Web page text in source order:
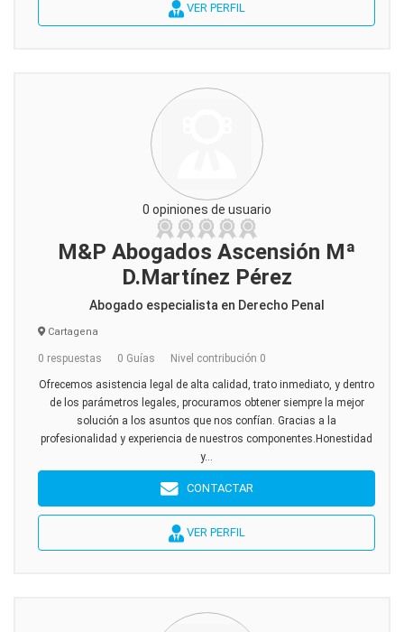
VER PERFIL
0 opiniones de usuario
M&P Abogados Ascensión Mª
D.Martínez Pérez
Abogado especialista en Derecho Penal
Cartagena
0 respuestas 0 Guías Nivel contribución 0
Ofrecemos asistencia legal de alta calidad, trato inmediato, y dentro
de los parámetros legales, procuramos obtener siempre la mejor
solución a los asuntos que nos confían. Gracias a la
profesionalidad y experiencia de nuestros componentes.Honestidad
y...
CONTACTAR
VER PERFIL